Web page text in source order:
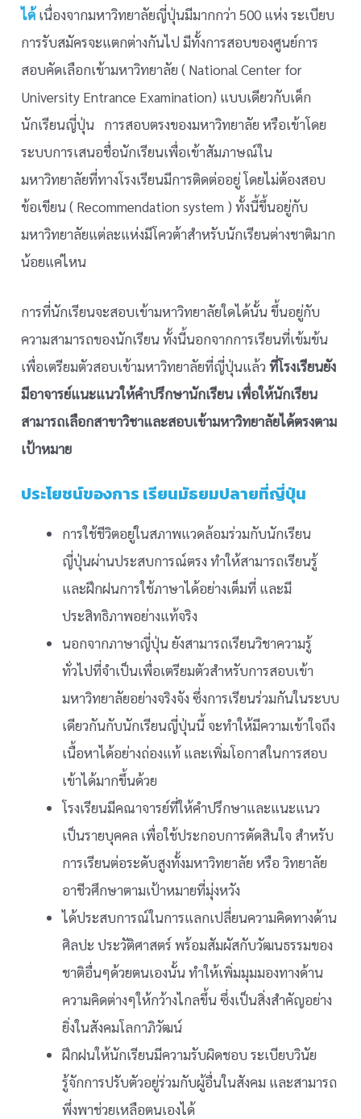
ได้เนื่องจากมหาวิทยาลัยญี่ปุ่นมีมากกว่า 500 แห่ง ระเบียบ
การรับสมัครจะแตกต่างกันไป มีทั้งการสอบของศูนย์การ
สอบคัดเลือกเข้ามหาวิทยาลัย ( National Center for
University Entrance Examination) แบบเดียวกับเด็ก
นักเรียนญี่ปุ่น การสอบตรงของมหาวิทยาลัย หรือเข้าโดย
ระบบการเสนอชื่อนักเรียนเพื่อเข้าสัมภาษณ์ใน
มหาวิทยาลัยที่ทางโรงเรียนมีการติดต่ออยู่ โดยไม่ต้องสอบ
ข้อเขียน ( Recommendation system ) ทั้งนี้ขึ้นอยู่กับ
มหาวิทยาลัยแต่ละแห่งมีโควต้าสำหรับนักเรียนต่างชาติมาก
น้อยแค่ไหน
การที่นักเรียนจะสอบเข้ามหาวิทยาลัยใดได้นั้น ขึ้นอยู่กับ
ความสามารถของนักเรียน ทั้งนี้นอกจากการเรียนที่เข้มข้น
เพื่อเตรียมตัวสอบเข้ามหาวิทยาลัยที่ญี่ปุ่นแล้วที่โรงเรียนยัง
มีอาจารย์แนะแนวให้คำปรึกษานักเรียน เพื่อให้นักเรียน
สามารถเลือกสาขาวิชาและสอบเข้ามหาวิทยาลัยได้ตรงตาม
เป้าหมาย
ประโยชน์ของการ เรียนมัธยมปลายที่ญี่ปุ่น
การใช้ชีวิตอยู่ในสภาพแวดล้อมร่วมกับนักเรียน
ญี่ปุ่นผ่านประสบการณ์ตรง ทำให้สามารถเรียนรู้
และฝึกฝนการใช้ภาษาได้อย่างเต็มที่ และมี
ประสิทธิภาพอย่างแท้จริง
นอกจากภาษาญี่ปุ่น ยังสามารถเรียนวิชาความรู้
ทั่วไปที่จำเป็นเพื่อเตรียมตัวสำหรับการสอบเข้า
มหาวิทยาลัยอย่างจริงจัง ซึ่งการเรียนร่วมกันในระบบ
เดียวกันกับนักเรียนญี่ปุ่นนี้ จะทำให้มีความเข้าใจถึง
เนื้อหาได้อย่างถ่องแท้ และเพิ่มโอกาสในการสอบ
เข้าได้มากขึ้นด้วย
โรงเรียนมีคณาจารย์ที่ให้คำปรึกษาและแนะแนว
เป็นรายบุคคล เพื่อใช้ประกอบการตัดสินใจ สำหรับ
การเรียนต่อระดับสูงทั้งมหาวิทยาลัย หรือ วิทยาลัย
อาชีวศึกษาตามเป้าหมายที่มุ่งหวัง
ได้ประสบการณ์ในการแลกเปลี่ยนความคิดทางด้าน
ศิลปะ ประวัติศาสตร์ พร้อมสัมผัสกับวัฒนธรรมของ
ชาติอื่นๆด้วยตนเองนั้น ทำให้เพิ่มมุมมองทางด้าน
ความคิดต่างๆให้กว้างไกลขึ้น ซึ่งเป็นสิ่งสำคัญอย่าง
ยิ่งในสังคมโลกาภิวัฒน์
ฝึกฝนให้นักเรียนมีความรับผิดชอบ ระเบียบวินัย
รู้จักการปรับตัวอยู่ร่วมกับผู้อื่นในสังคม และสามารถ
พึ่งพาช่วยเหลือตนเองได้